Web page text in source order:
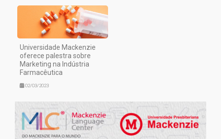
Universidade Mackenzie
oferece palestra sobre
Marketing na Indústria
Farmacêutica
02/03/2023